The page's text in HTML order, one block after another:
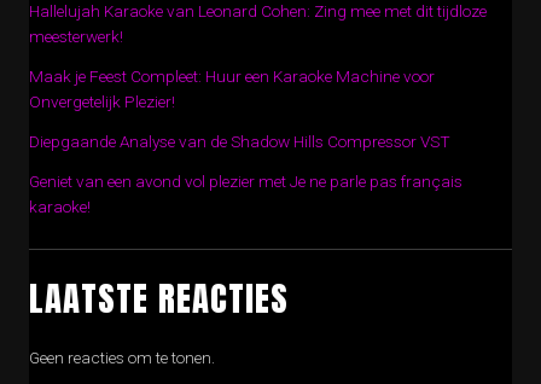
Hallelujah Karaoke van Leonard Cohen: Zing mee met dit tijdloze
meesterwerk!
Maak je Feest Compleet: Huur een Karaoke Machine voor
Onvergetelijk Plezier!
Diepgaande Analyse van de Shadow Hills Compressor VST
Geniet van een avond vol plezier met Je ne parle pas français
karaoke!
LAATSTE REACTIES
Geen reacties om te tonen.